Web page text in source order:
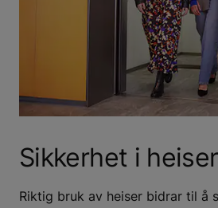
Sikkerhet i heiser
Riktig bruk av heiser bidrar til å